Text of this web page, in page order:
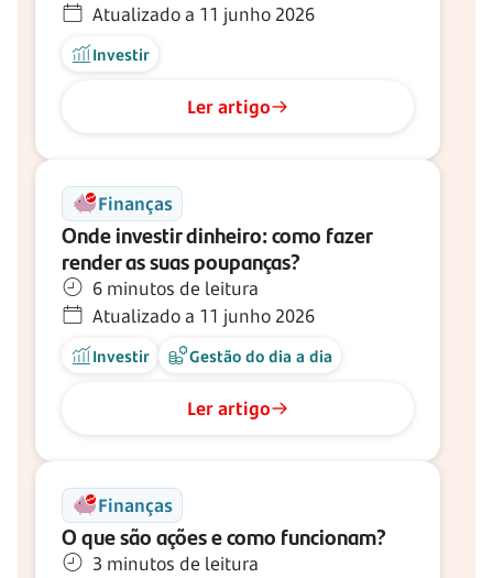
Atualizado a 11 junho 2026
Investir
Ler artigo
Finanças
Onde investir dinheiro: como fazer
render as suas poupanças?
6 minutos de leitura
Atualizado a 11 junho 2026
Investir Gestão do dia a dia
Ler artigo
Finanças
O que são ações e como funcionam?
3 minutos de leitura